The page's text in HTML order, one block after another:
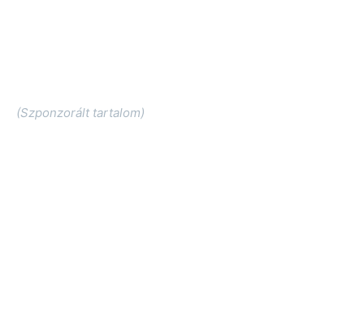
(Szponzorált tartalom)